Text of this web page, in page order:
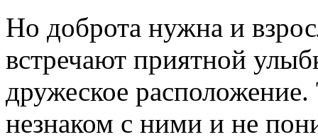
Но доброта нужна и
встречают приятной
дружеское
незнаком с ними и не